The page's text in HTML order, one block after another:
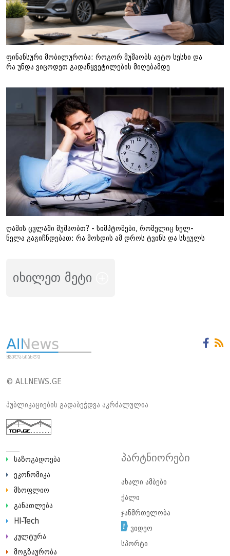
ფინანსური მობილურობა: როგორ მუშაობს ავტო სესხი და
რა უნდა ვიცოდეთ გადაწყვეტილების მიღებამდე
ღამის ცვლაში მუშაობთ? - სიმპტომები, რომელიც ნელ-
ნელა გაგიჩნდებათ: რა მოსდის ამ დროს ტვინს და სხეულს
იხილეთ მეტი
© ALLNEWS.GE
პუბლიკაციების გადაბეჭდვა აკრძალულია
საზოგადოება
ეკონომიკა
მსოფლიო
განათლება
HI-Tech
კულტურა
მოგზაურობა
პარტნიორები
ახალი ამბები
ქალი
ჯანმრთელობა
ვიდეო
სპორტი